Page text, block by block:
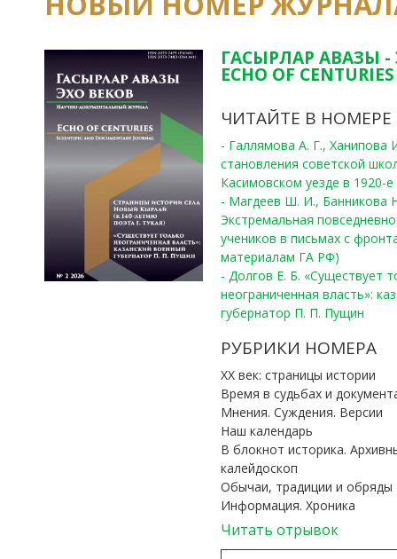
ГАСЫРЛАР АВАЗЫ -
ECHO OF
ЧИТАЙТЕ В НОМЕРЕ
- Галлямова А. Г.,
становления советской
Касимовском уезде в 1920-е
- Магдеев Ш. И., Банникова
Экстремальная
учеников в письмах с
материалам ГА РФ)
- Долгов Е. Б. «Существует
неограниченная власть»:
губернатор П. П. Пущин
РУБРИКИ НОМЕРА
ХХ век: страницы истории
Время в судьбах и
Мнения. Суждения. Версии
Наш календарь
В блокнот историка.
калейдоскоп
Обычаи, традиции и обряды
Информация. Хроника
Читать отрывок